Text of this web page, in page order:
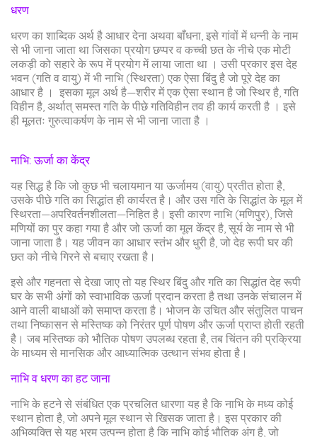
धरण
धरण का शाब्दिक अर्थ है आधार देना अथवा बाँधना, इसे गांवों में धन्नी के नाम
से भी जाना जाता था जिसका प्रयोग छप्पर व कच्ची छत के नीचे एक मोटी
लकड़ी को सहारे के रूप में प्रयोग में लाया जाता था । उसी प्रकार इस देह
भवन (गति व वायु) में भी नाभि (स्थिरता) एक ऐसा बिंदु है जो पूरे देह का
आधार है । इसका मूल अर्थ है—शरीर में एक ऐसा स्थान है जो स्थिर है, गति
विहीन है, अर्थात् समस्त गति के पीछे गतिविहीन तव ही कार्य करती है । इसे
ही मूलतः गुरुत्वाकर्षण के नाम से भी जाना जाता है ।
नाभि: ऊर्जा का केंद्र
यह सिद्ध है कि जो कुछ भी चलायमान या ऊर्जामय (वायु) प्रतीत होता है,
उसके पीछे गति का सिद्धांत ही कार्यरत है। और उस गति के सिद्धांत के मूल में
स्थिरता—अपरिवर्तनशीलता—निहित है। इसी कारण नाभि (मणिपुर), जिसे
मणियों का पुर कहा गया है और जो ऊर्जा का मूल केंद्र है, सूर्य के नाम से भी
जाना जाता है। यह जीवन का आधार स्तंभ और धुरी है, जो देह रूपी घर की
छत को नीचे गिरने से बचाए रखता है।
इसे और गहनता से देखा जाए तो यह स्थिर बिंदु और गति का सिद्धांत देह रूपी
घर के सभी अंगों को स्वाभाविक ऊर्जा प्रदान करता है तथा उनके संचालन में
आने वाली बाधाओं को समाप्त करता है। भोजन के उचित और संतुलित पाचन
तथा निष्कासन से मस्तिष्क को निरंतर पूर्ण पोषण और ऊर्जा प्राप्त होती रहती
है। जब मस्तिष्क को भौतिक पोषण उपलब्ध रहता है, तब चिंतन की प्रक्रिया
के माध्यम से मानसिक और आध्यात्मिक उत्थान संभव होता है।
नाभि व धरण का हट जाना
नाभि के हटने से संबंधित एक प्रचलित धारणा यह है कि नाभि के मध्य कोई
स्थान होता है, जो अपने मूल स्थान से खिसक जाता है। इस प्रकार की
अभिव्यक्ति से यह भ्रम उत्पन्न होता है कि नाभि कोई भौतिक अंग है, जो